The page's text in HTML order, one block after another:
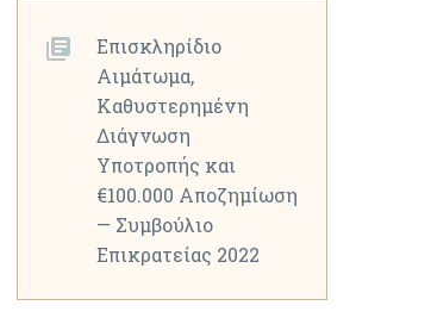
Επισκληρίδιο
Αιμάτωμα,
Καθυστερημένη
Διάγνωση
Υποτροπής και
€100.000 Αποζημίωση
— Συμβούλιο
Επικρατείας 2022